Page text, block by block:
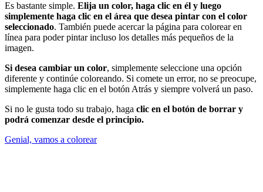
Es bastante simple. Elija un color, haga clic en él y luego
simplemente haga clic en el área que desea pintar con el color
seleccionado. También puede acercar la página para colorear en
línea para poder pintar incluso los detalles más pequeños de la
imagen.
Si desea cambiar un color, simplemente seleccione una opción
diferente y continúe coloreando. Si comete un error, no se preocupe,
simplemente haga clic en el botón Atrás y siempre volverá un paso.
Si no le gusta todo su trabajo, haga clic en el botón de borrar y
podrá comenzar desde el principio.
Genial, vamos a colorear